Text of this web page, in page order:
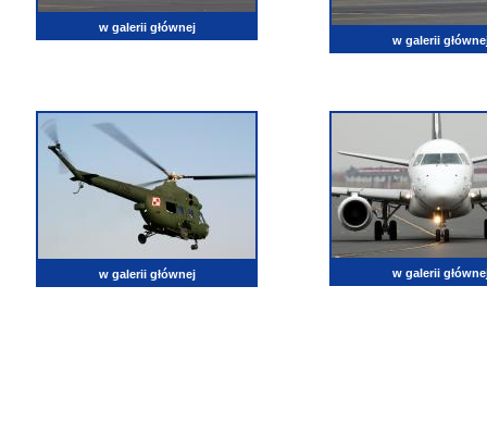
w galerii głównej
w galerii
w galerii głównej w galerii